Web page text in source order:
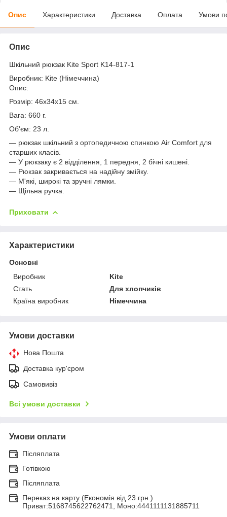
Опис Характеристики Доставка Оплата Умови
Опис
Шкільний рюкзак Kite Sport K14-817-1
Виробник: Kite (Німеччина)
Опис:
Розмір: 46х34х15 см.
Вага: 660 г.
Об'єм: 23 л.
— рюкзак шкільний з ортопедичною спинкою Air Comfort для
старших класів.
― У рюкзаку є 2 відділення, 1 передня, 2 бічні кишені.
― Рюкзак закривається на надійну змійку.
― М'які, широкі та зручні лямки.
― Щільна ручка.
Приховати
Характеристики
Основні
Виробник
Kite
Стать
Для хлопчиків
Країна виробник
Німеччина
Умови доставки
Нова Пошта
Доставка кур'єром
Самовивіз
Всі умови доставки
Умови оплати
Післяплата
Готівкою
Післяплата
Переказ на карту (Економія від 23 грн.)
Приват:5168745622762471, Моно:4441111131885711